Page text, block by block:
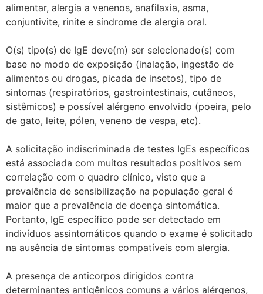
alimentar, alergia a venenos, anafilaxia, asma,
conjuntivite, rinite e síndrome de alergia oral.
O(s) tipo(s) de IgE deve(m) ser selecionado(s) com
base no modo de exposição (inalação, ingestão de
alimentos ou drogas, picada de insetos), tipo de
sintomas (respiratórios, gastrointestinais, cutâneos,
sistêmicos) e possível alérgeno envolvido (poeira, pelo
de gato, leite, pólen, veneno de vespa, etc).
A solicitação indiscriminada de testes IgEs específicos
está associada com muitos resultados positivos sem
correlação com o quadro clínico, visto que a
prevalência de sensibilização na população geral é
maior que a prevalência de doença sintomática.
Portanto, IgE específico pode ser detectado em
indivíduos assintomáticos quando o exame é solicitado
na ausência de sintomas compatíveis com alergia.
A presença de anticorpos dirigidos contra
determinantes antigênicos comuns a vários alérgenos,